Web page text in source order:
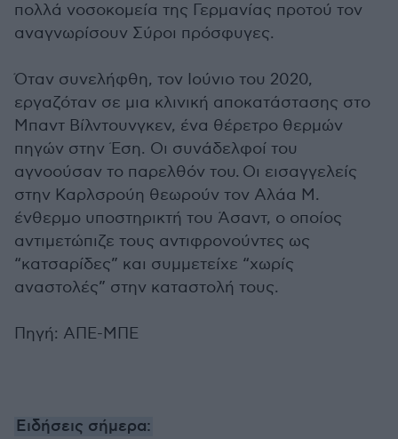
πολλά νοσοκομεία της Γερμανίας προτού τον
αναγνωρίσουν Σύροι πρόσφυγες.
Όταν συνελήφθη, τον Ιούνιο του 2020,
εργαζόταν σε μια κλινική αποκατάστασης στο
Μπαντ Βίλντουνγκεν, ένα θέρετρο θερμών
πηγών στην Έση. Οι συνάδελφοί του
αγνοούσαν το παρελθόν του. Οι εισαγγελείς
στην Καρλσρούη θεωρούν τον Αλάα Μ.
ένθερμο υποστηρικτή του Άσαντ, ο οποίος
αντιμετώπιζε τους αντιφρονούντες ως
“κατσαρίδες” και συμμετείχε “χωρίς
αναστολές” στην καταστολή τους.
Πηγή: ΑΠΕ-ΜΠΕ
Ειδήσεις σήμερα: